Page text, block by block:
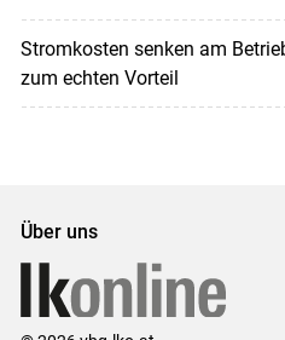
Stromkosten senken am
zum echten Vorteil
Über uns